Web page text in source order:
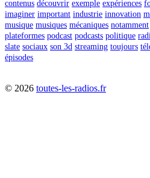
contenus découvrir exemple expériences
imaginer important industrie innovation
musique musiques mécaniques notamment
plateformes podcast podcasts politique
slate sociaux son 3d streaming toujours
épisodes
© 2026 toutes-les-radios.fr